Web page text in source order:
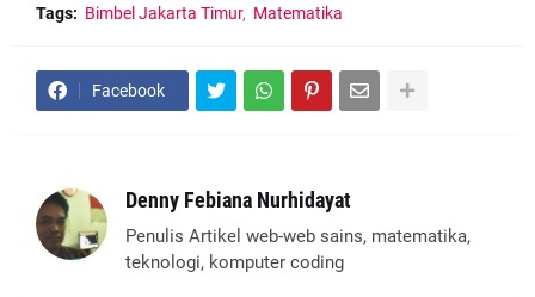
Tags: Bimbel Jakarta Timur Matematika
Facebook
Denny Febiana Nurhidayat
Penulis Artikel web-web sains, matematika,
teknologi, komputer coding